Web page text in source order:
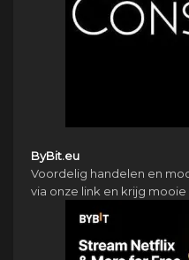
ByBit.eu
Voordelig handelen en
via onze link en krijg mooie